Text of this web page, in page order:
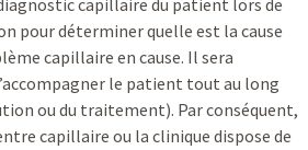
capillaire du patient lors de
pour déterminer quelle est la cause
capillaire en cause. Il sera
le patient tout au long
ou du traitement). Par conséquent,
capillaire ou la clinique dispose de